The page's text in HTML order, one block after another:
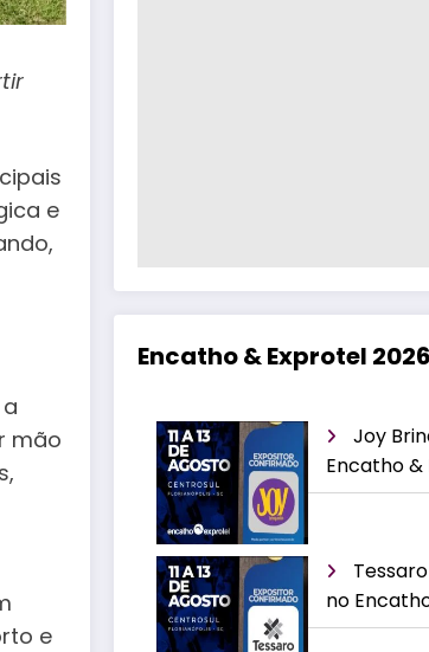
e
mão
e
Encatho & Exprotel 2026
Joy
Encatho
no